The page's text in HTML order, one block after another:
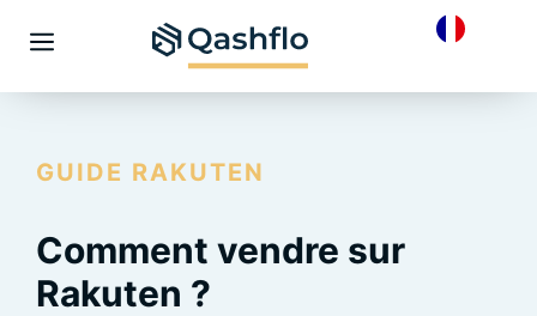
Menu
GUIDE RAKUTEN
Comment vendre sur
Rakuten ?